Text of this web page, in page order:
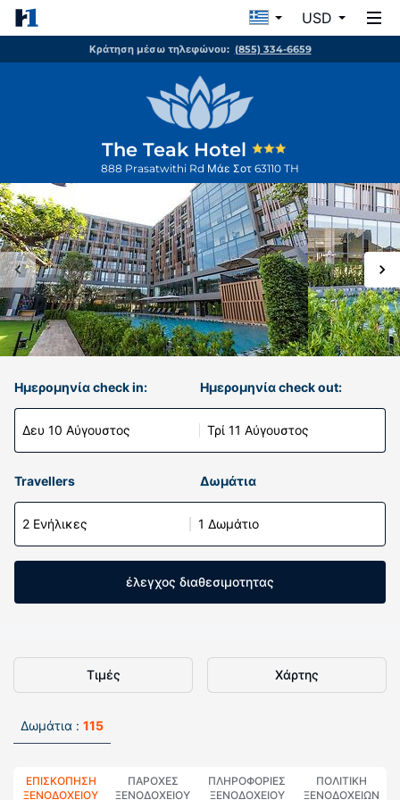
USD
Κράτηση μέσω τηλεφώνου: (855) 334-6659
The Teak Hotel
888 Prasatwithi Rd Μάε Σοτ 63110 TH
Ημερομηνία check in:
Δευ 10 Αύγουστος
Ημερομηνία check out:
Τρί 11 Αύγουστος
Travellers Δωμάτια
2 Ενήλικες 1 Δωμάτιο
έλεγχος διαθεσιμοτητας
Τιμές Χάρτης
Δωμάτια : 115
ΕΠΙΣΚΌΠΗΣΗ
ΞΕΝΟΔΟΧΕΊΟΥ
ΠΑΡΟΧΕΣ
ΞΕΝΟΔΟΧΕΙΟΥ
ΠΛΗΡΟΦΟΡΊΕΣ
ΞΕΝΟΔΟΧΕΊΟΥ
ΠΟΛΙΤΙΚΗ
ΞΕΝΟΔΟΧΕΊΩΝ